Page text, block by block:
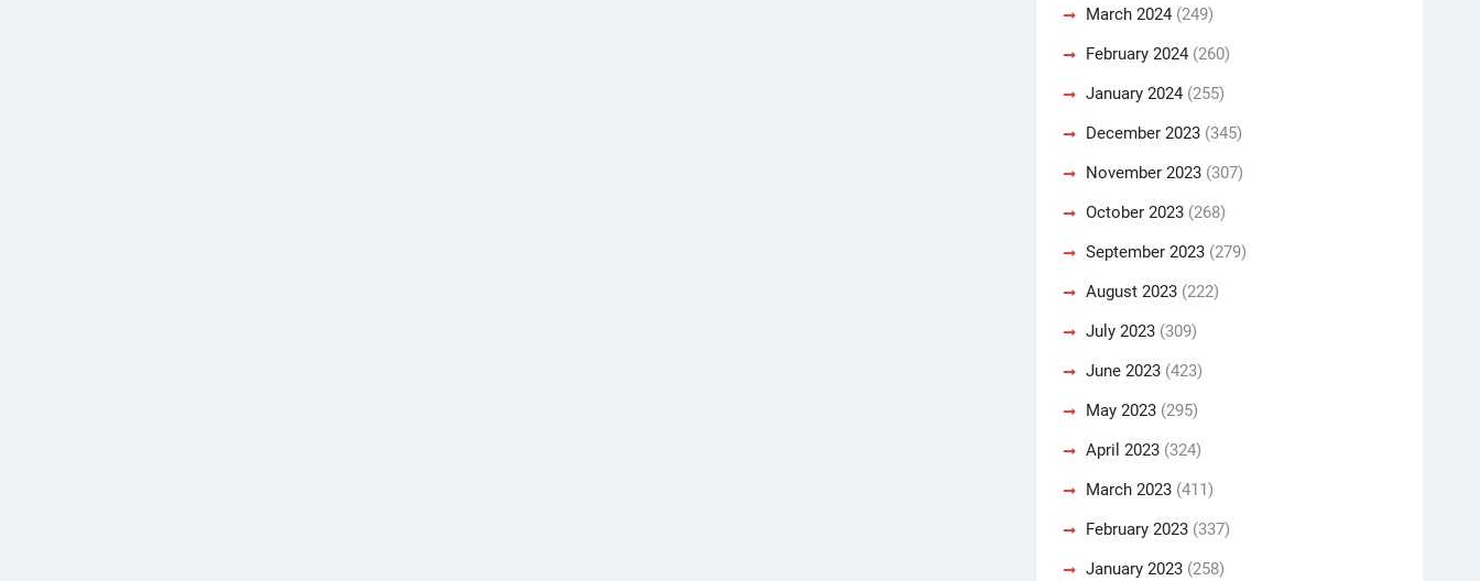
March 2024 (249)
February 2024 (260)
January 2024 (255)
December 2023 (345)
November 2023 (307)
October 2023 (268)
September 2023 (279)
August 2023 (222)
July 2023 (309)
June 2023 (423)
May 2023 (295)
April 2023 (324)
March 2023 (411)
February 2023 (337)
January 2023 (258)